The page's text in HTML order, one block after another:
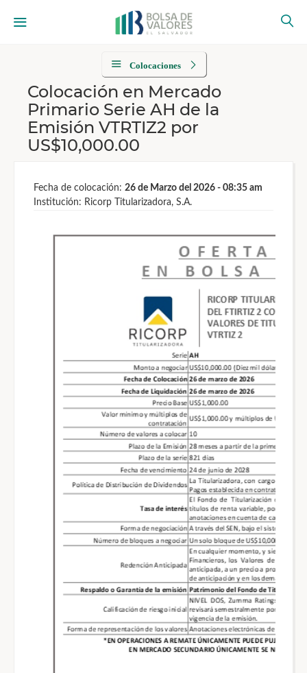
Colocaciones
Colocación en Mercado
Primario Serie AH de la
Emisión VTRTIZ2 por
US$10,000.00
Fecha de colocación: 26 de Marzo del 2026 - 08:35 am
Institución: Ricorp Titularizadora, S.A.